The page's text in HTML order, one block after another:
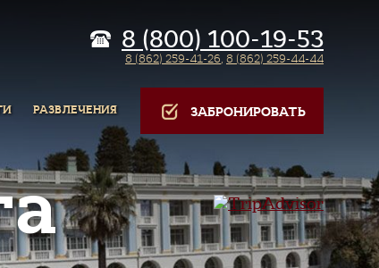
8 (800) 100-19-53
8 (862) 259-41-26, 8 (862) 259-44-44
РАЗВЛЕЧЕНИЯ ЗАБРОНИРОВАТЬ